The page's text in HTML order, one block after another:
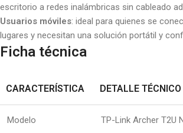
escritorio a redes inalámbricas sin cableado
Usuarios móviles: ideal para quienes se
lugares y necesitan una solución portátil y
Ficha técnica
CARACTERÍSTICA DETALLE TÉCNICO
Modelo TP-Link Archer T2U